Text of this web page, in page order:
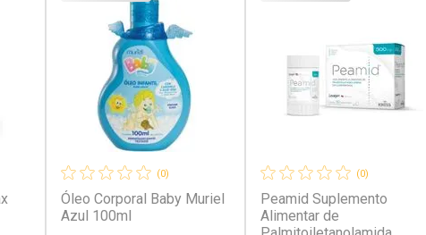
(0)
Óleo Corporal Baby Muriel
Azul 100ml
(0)
Peamid Suplemento
Alimentar de